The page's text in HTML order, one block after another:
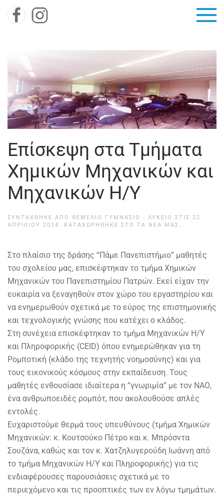
Skip to main content
Επίσκεψη στα Τμήματα
Χημικών Μηχανικών και
Μηχανικών Η/Υ
ΣΥΝΤΆΧΘΗΚΕ ΑΠΌ ΘΕΜΕΛΙΟ ΓΥΜΝΑΣΙΟ - ΛΥΚΕΙΟ ΣΤΙΣ 22
ΑΠΡΙΛΊΟΥ 2024 . ΚΑΤΑΧΩΡΉΘΗΚΕ ΣΤΟ ΤΑ ΝΈΑ ΜΑΣ .
Στο πλαίσιο της δράσης “Πάμε Πανεπιστήμιο” μαθητές
του σχολείου μας, επισκέφτηκαν το τμήμα Χημικών
Μηχανικών του Πανεπιστημίου Πατρών. Eκεί είχαν την
ευκαιρία να ξεναγηθούν στον χώρο του εργαστηρίου και
να ενημερωθούν σχετικά με το εύρος της επιστημονικής
και τεχνολογικής γνώσης που κατέχει ο κλάδος.
Στη συνέχεια επισκέφτηκαν το τμήμα Μηχανικών Η/Υ
και Πληροφορικής (CEID) όπου ενημερώθηκαν για τη
Ρομποτική (κλάδο της τεχνητής νοημοσύνης) και για
τους εικονικούς κόσμους στην εκπαίδευση. Τους
μαθητές ενθουσίασε ιδιαίτερα η “γνωριμία” με τον ΝΑΟ,
ένα ανθρωποειδές ρομπότ, που ακολουθούσε απλές
εντολές.
Ευχαριστούμε θερμά τους υπευθύνους (τμήμα Χημικών
Μηχανικών: κ. Κουτσούκο Πέτρο και κ. Μπρόσντα
Σουζάνα, καθώς και τον κ. Χατζηλυγερούδη Ιωάννη από
το τμήμα Μηχανικών Η/Υ και Πληροφορικής) για τις
ενδιαφέρουσες παρουσιάσεις σχετικά με το
περιεχόμενο και τις προοπτικές των εν λόγω τμημάτων.